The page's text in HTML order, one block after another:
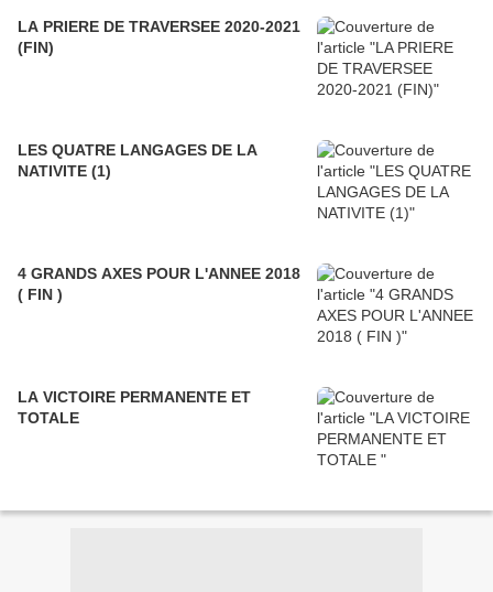
LA PRIERE DE TRAVERSEE 2020-2021
(FIN)
LES QUATRE LANGAGES DE LA
NATIVITE (1)
4 GRANDS AXES POUR L'ANNEE 2018
( FIN )
LA VICTOIRE PERMANENTE ET
TOTALE